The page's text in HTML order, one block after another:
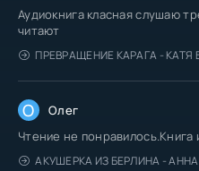
Аудиокнига класная слушаю
читают
ПРЕВРАЩЕНИЕ КАРАГА - КАТЯ
О Олег
Чтение не понравилось.Книга
АКУШЕРКА ИЗ БЕРЛИНА -